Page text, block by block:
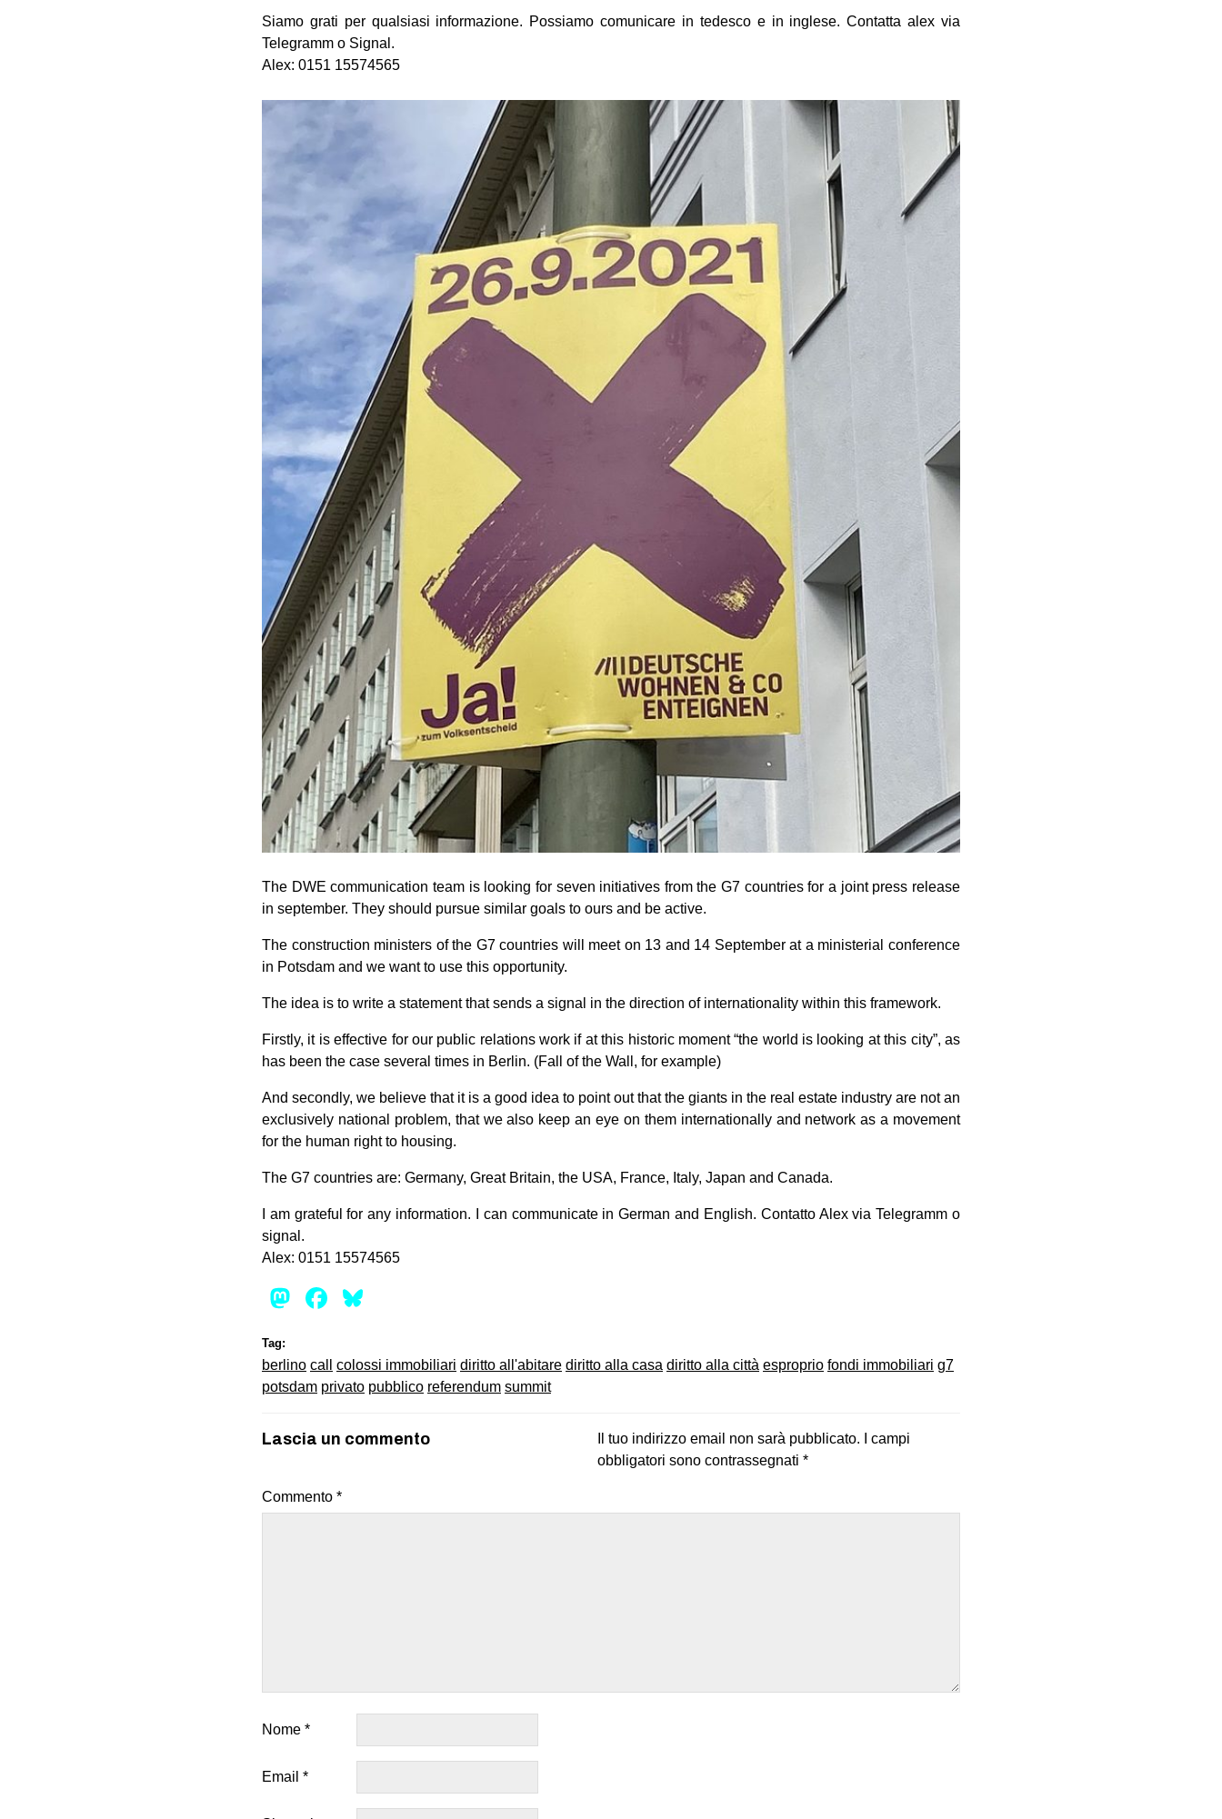
Siamo grati per qualsiasi informazione. Possiamo comunicare in tedesco e in inglese. Contatta alex via
Telegramm o Signal.
Alex: 0151 15574565
The DWE communication team is looking for seven initiatives from the G7 countries for a joint press release
in september. They should pursue similar goals to ours and be active.
The construction ministers of the G7 countries will meet on 13 and 14 September at a ministerial conference
in Potsdam and we want to use this opportunity.
The idea is to write a statement that sends a signal in the direction of internationality within this framework.
Firstly, it is effective for our public relations work if at this historic moment “the world is looking at this city”, as
has been the case several times in Berlin. (Fall of the Wall, for example)
And secondly, we believe that it is a good idea to point out that the giants in the real estate industry are not an
exclusively national problem, that we also keep an eye on them internationally and network as a movement
for the human right to housing.
The G7 countries are: Germany, Great Britain, the USA, France, Italy, Japan and Canada.
I am grateful for any information. I can communicate in German and English. Contatto Alex via Telegramm o
signal.
Alex: 0151 15574565
Mastodon
Facebook
Tag:
berlino call colossi immobiliari diritto all'abitare diritto alla casa diritto alla città esproprio fondi immobiliari g7
potsdam privato pubblico referendum summit
Lascia un commento Il tuo indirizzo email non sarà pubblicato.
I campi
obbligatori sono contrassegnati *
Commento *
Nome *
Email *